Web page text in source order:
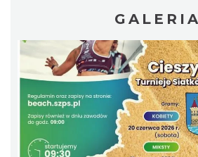
Mozaika Folkloru II –
kultur
Cieszyn
1.06 km
GALERIA